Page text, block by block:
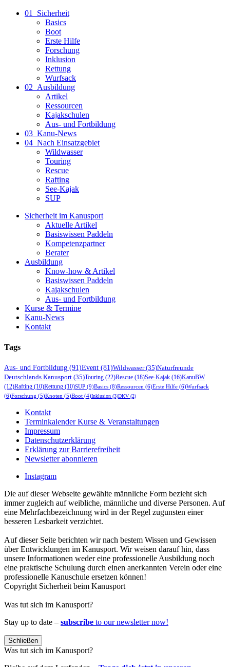
01_Sicherheit
Basics
Boot
Erste Hilfe
Forschung
Inklusion
Rettung
Wurfsack
02_Ausbildung
Artikel
Ressourcen
Kajakschulen
Aus- und Fortbildung
03_Kanu-News
04_Nach Einsatzgebiet
Wildwasser
Touring
Rescue
Rafting
See-Kajak
SUP
Sicherheit im Kanusport
Aktuelle Artikel
Basiswissen Paddeln
Kompetenzpartner
Berater
Ausbildung
Know-how & Artikel
Basiswissen Paddeln
Kajakschulen
Aus- und Fortbildung
Kurse & Termine
Kanu-News
Kontakt
Tags
Aus- und Fortbildung (91)Event (81)Wildwasser(35)Naturfreunde
Deutschlands Kanusport (35)Touring (22)Rescue (18)See-Kajak (16)KanuBW
(12)Rafting (10)Rettung (10)SUP (9)Basics (8)Ressourcen (6)Erste Hilfe (6)Wurfsack
(6)Forschung (5)Knoten (5)Boot (4)Inklusion (3)DKV (2)
Kontakt
Terminkalender Kurse & Veranstaltungen
Impressum
Datenschutzerklärung
Erklärung zur Barrierefreiheit
Newsletter abonnieren
Instagram
Die auf dieser Webseite gewählte männliche Form bezieht sich
immer zugleich auf weibliche, männliche und diverse Personen. Auf
eine Mehrfachbezeichnung wird in der Regel zugunsten einer
besseren Lesbarkeit verzichtet.
Auf dieser Seite berichten wir nach bestem Wissen und Gewissen
über Entwicklungen im Kanusport. Wir weisen darauf hin, dass
unsere Informationen weder eine professionelle Ausbildung noch
eine praktische Schulung durch einen anerkannten Verein oder eine
professionelle Kanuschule ersetzen können!
Copyright Sicherheit beim Kanusport
Was tut sich im Kanusport?
Stay up to date – subscribe to our newsletter now!
Schließen
Was tut sich im Kanusport?